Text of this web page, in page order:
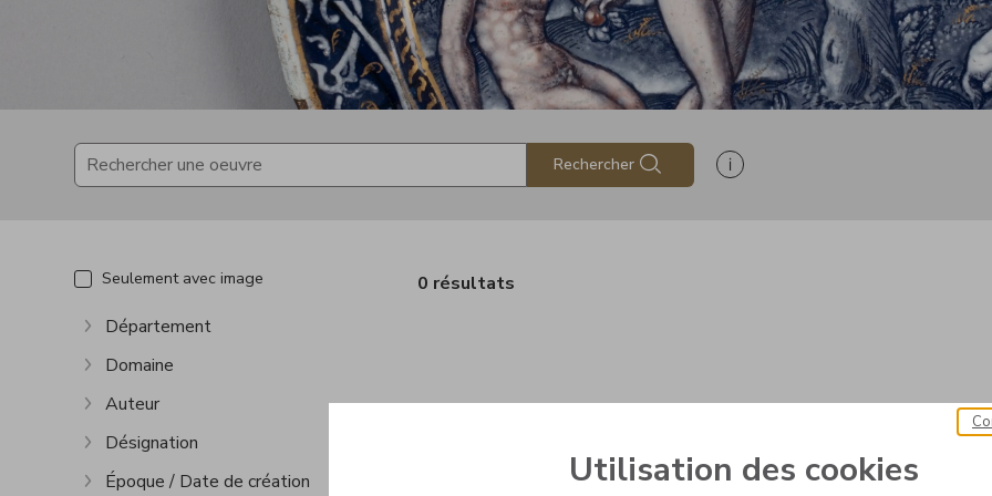
Rechercher Afficher les informations d'aide à
Seulement avec image
Afficher plus
Département
Afficher plus
Domaine
Afficher plus
Auteur
Afficher plus
Désignation
Époque / Date de création
0 résultats
Utilisation des cookies